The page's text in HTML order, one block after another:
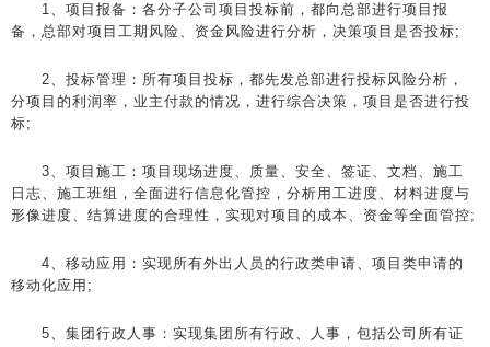
1、项目报备：各分子公司项目投标前，都向总部进行项目报
备，总部对项目工期风险、资金风险进行分析，决策项目是否投标;
2、投标管理：所有项目投标，都先发总部进行投标风险分析，
分项目的利润率，业主付款的情况，进行综合决策，项目是否进行投
标;
3、项目施工：项目现场进度、质量、安全、签证、文档、施工
日志、施工班组，全面进行信息化管控，分析用工进度、材料进度与
形像进度、结算进度的合理性，实现对项目的成本、资金等全面管控;
4、移动应用：实现所有外出人员的行政类申请、项目类申请的
移动化应用;
5、集团行政人事：实现集团所有行政、人事，包括公司所有证